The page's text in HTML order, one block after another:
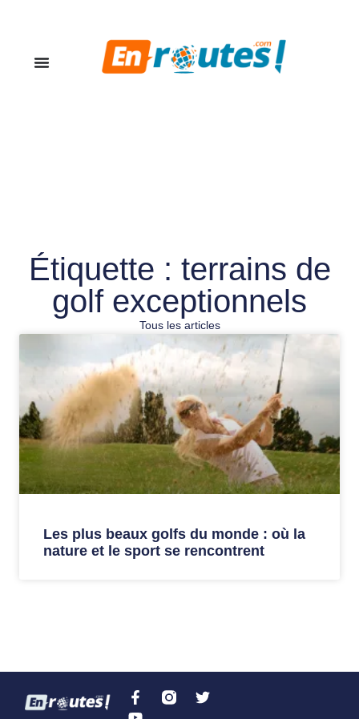
Étiquette : terrains de
golf exceptionnels
Tous les articles
Les plus beaux golfs du monde : où la
nature et le sport se rencontrent